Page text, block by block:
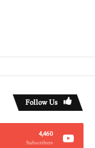
Follow Us
4,460
Subscribers